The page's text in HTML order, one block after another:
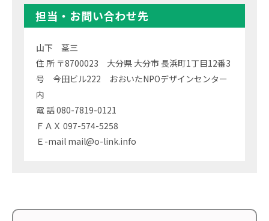
担当・お問い合わせ先
山下 茎三
住 所 〒8700023 大分県 大分市 長浜町1丁目12番3
号 今田ビル222 おおいたNPOデザインセンター
内
電 話 080-7819-0121
ＦＡＸ 097-574-5258
Ｅ-mail mail@o-link.info